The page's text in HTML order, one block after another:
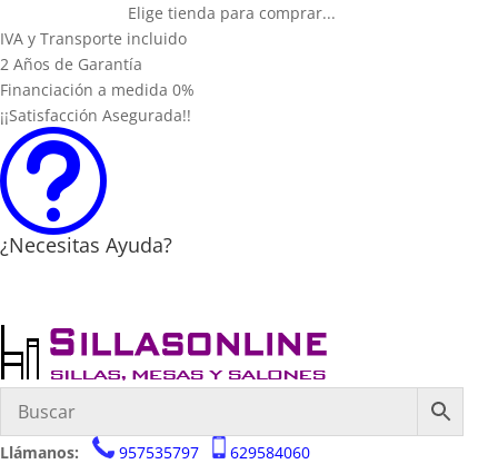
Elige tienda para comprar...
IVA y Transporte incluido
2 Años de Garantía
Financiación a medida 0%
¡¡Satisfacción Asegurada!!
t
¿Necesitas Ayuda?
Llámanos: 957535797
629584060